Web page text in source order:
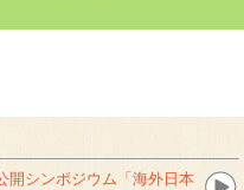
開シンポジウム「海外日本